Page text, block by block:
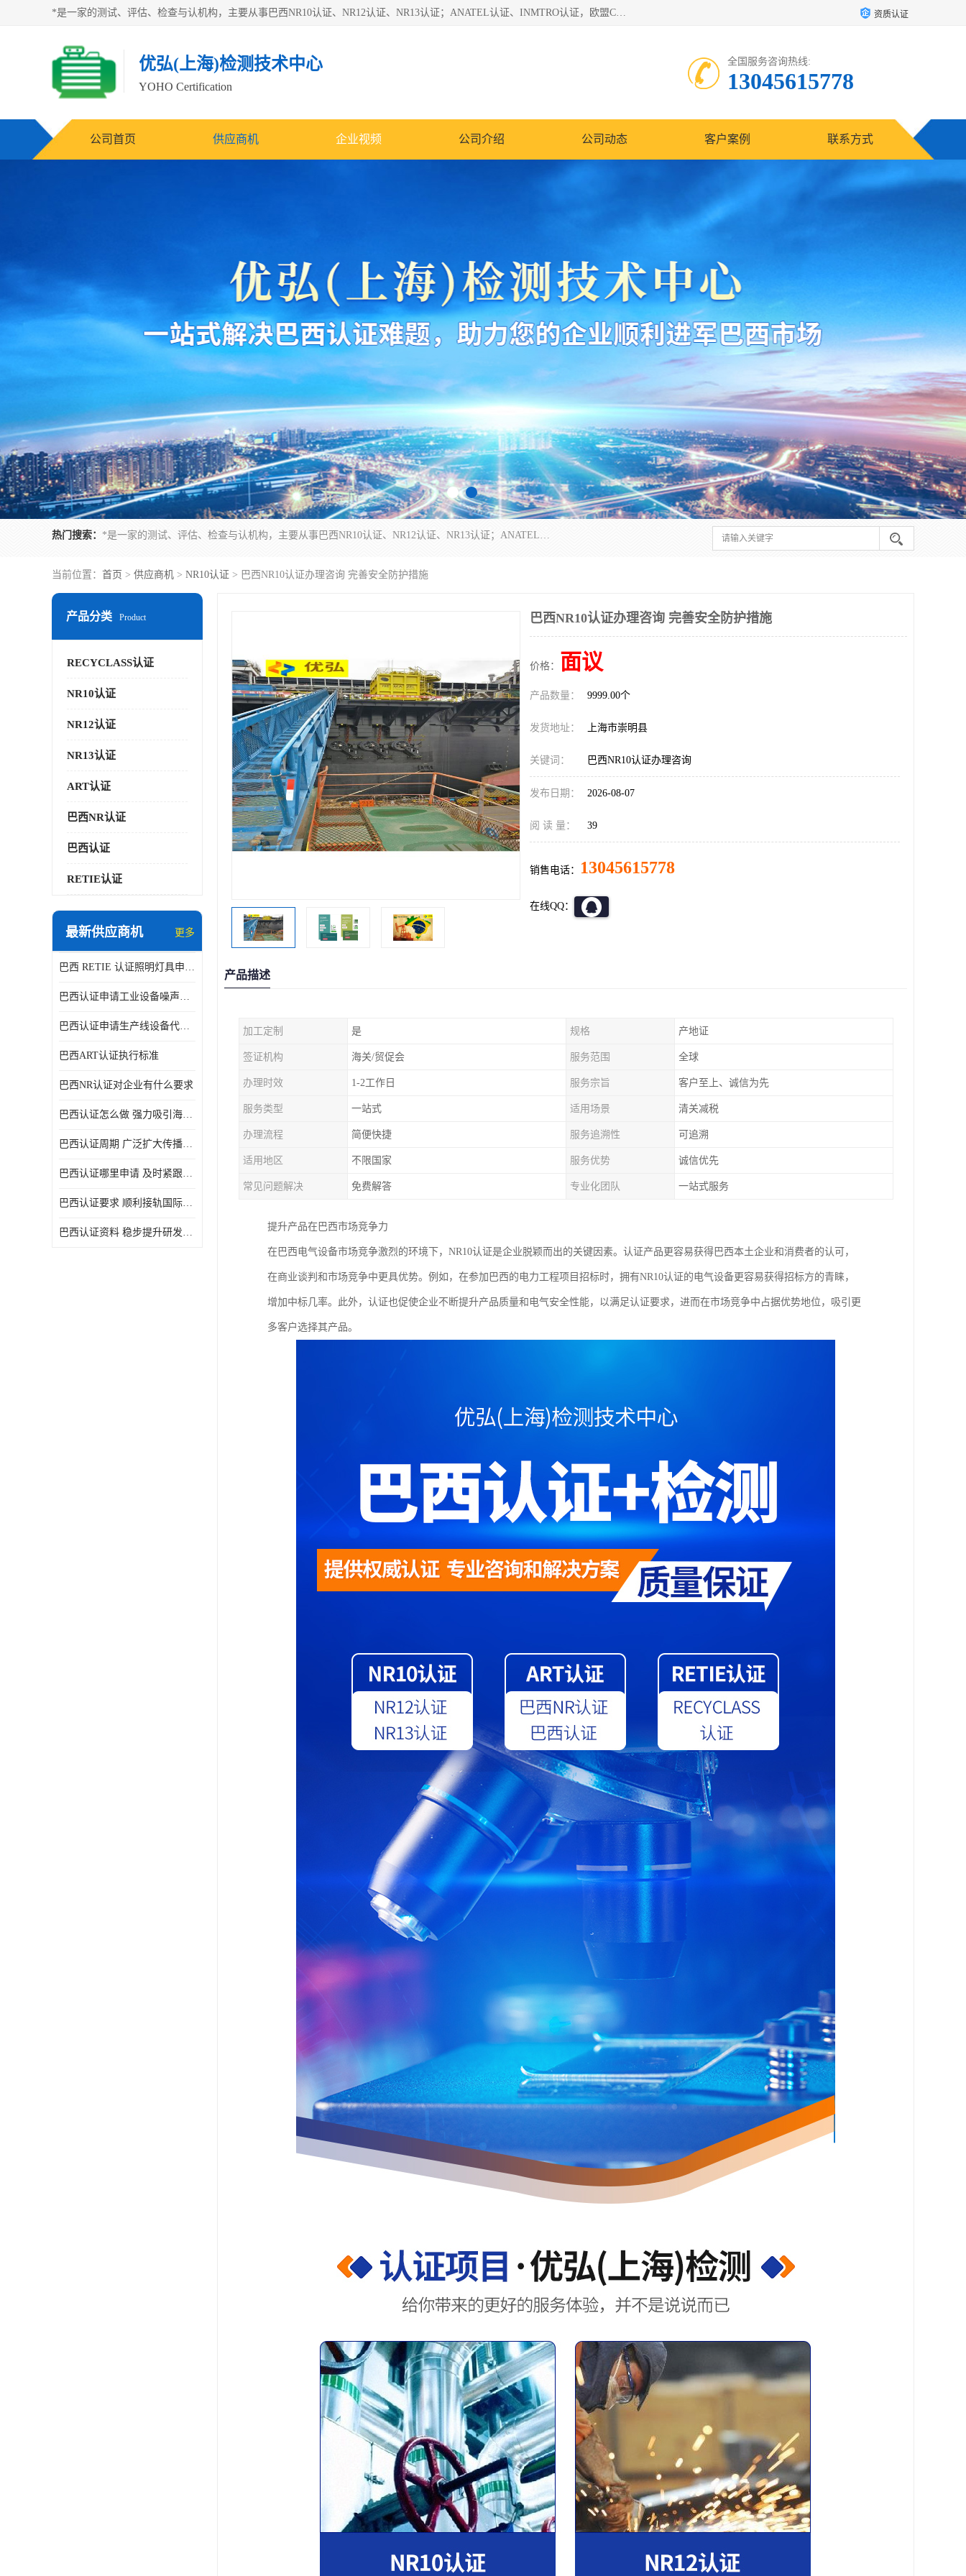
*是一家的测试、评估、检查与认机构，主要从事巴西NR10认证、NR12认证、NR13认证；ANATEL认证、INMTRO认证，欧盟CE认证：MD认证，PED认证，MID认证，ATEX认证，德国蓝色天使认证。 资质认证
优弘(上海)检测技术中心
YOHO Certification
全国服务咨询热线:
13045615778
公司首页 供应商机 企业视频 公司介绍 公司动态 客户案例 联系方式
热门搜索： *是一家的测试、评估、检查与认机构，主要从事巴西NR10认证、NR12认证、NR13认证；ANATEL认证、INMTRO认证，欧盟CE认证：MD认证，PED认证，MID认证，ATEX认证，德国蓝色天使认证。
当前位置： 首页 > 供应商机 > NR10认证 > 巴西NR10认证办理咨询 完善安全防护措施
产品分类 Product
RECYCLASS认证
NR10认证
NR12认证
NR13认证
ART认证
巴西NR认证
巴西认证
RETIE认证
最新供应商机 更多
巴西 RETIE 认证照明灯具申请 RETIE 认证
巴西认证申请工业设备噪声控制认证规范
巴西认证申请生产线设备代理机构选择
巴西ART认证执行标准
巴西NR认证对企业有什么要求
巴西认证怎么做 强力吸引海外投资
巴西认证周期 广泛扩大传播范围
巴西认证哪里申请 及时紧跟法规变化
巴西认证要求 顺利接轨国际规范
巴西认证资料 稳步提升研发能力
巴西NR10认证办理咨询 完善安全防护措施
价格： 面议
产品数量： 9999.00个
发货地址： 上海市崇明县
关键词： 巴西NR10认证办理咨询
发布日期： 2026-08-07
阅 读 量： 39
销售电话： 13045615778
在线QQ：
产品描述
加工定制 是 规格 产地证
签证机构 海关/贸促会 服务范围 全球
办理时效 1-2工作日 服务宗旨 客户至上、诚信为先
服务类型 一站式 适用场景 清关减税
办理流程 简便快捷 服务追溯性 可追溯
适用地区 不限国家 服务优势 诚信优先
常见问题解决 免费解答 专业化团队 一站式服务
提升产品在巴西市场竞争力
在巴西电气设备市场竞争激烈的环境下，NR10认证是企业脱颖而出的关键因素。认证产品更容易获得巴西本土企业和消费者的认可，
在商业谈判和市场竞争中更具优势。例如，在参加巴西的电力工程项目招标时，拥有NR10认证的电气设备更容易获得招标方的青睐，
增加中标几率。此外，认证也促使企业不断提升产品质量和电气安全性能，以满足认证要求，进而在市场竞争中占据优势地位，吸引更
多客户选择其产品。